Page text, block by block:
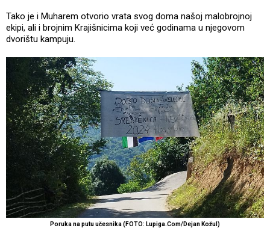
Tako je i Muharem otvorio vrata svog doma našoj malobrojnoj
ekipi, ali i brojnim Krajišnicima koji već godinama u njegovom
dvorištu kampuju.
Poruka na putu učesnika (FOTO: Lupiga.Com/Dejan Kožul)